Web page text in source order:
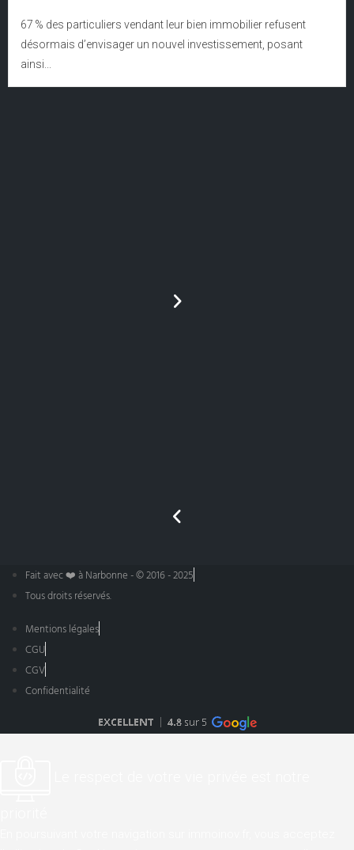
67 % des particuliers vendant leur bien immobilier refusent
désormais d’envisager un nouvel investissement, posant
ainsi...
Fait avec ❤️ à Narbonne - © 2016 - 2025
Tous droits réservés.
Mentions légales
CGU
CGV
Confidentialité